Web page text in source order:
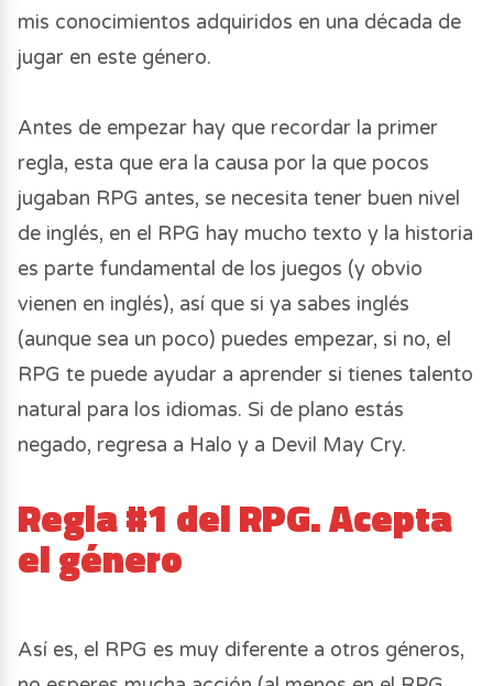
mis conocimientos adquiridos en una década de
jugar en este género.
Antes de empezar hay que recordar la primer
regla, esta que era la causa por la que pocos
jugaban RPG antes, se necesita tener buen nivel
de inglés, en el RPG hay mucho texto y la historia
es parte fundamental de los juegos (y obvio
vienen en inglés), así que si ya sabes inglés
(aunque sea un poco) puedes empezar, si no, el
RPG te puede ayudar a aprender si tienes talento
natural para los idiomas. Si de plano estás
negado, regresa a Halo y a Devil May Cry.
Regla #1 del RPG. Acepta
el género
Así es, el RPG es muy diferente a otros géneros,